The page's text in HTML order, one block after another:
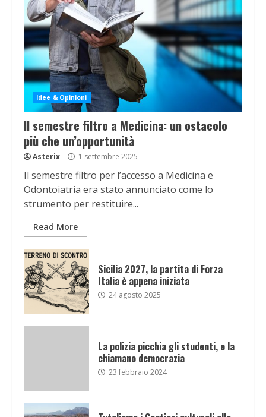
Idee & Opinioni
Il semestre filtro a Medicina: un ostacolo
più che un’opportunità
Asterix 1 settembre 2025
Il semestre filtro per l’accesso a Medicina e
Odontoiatria era stato annunciato come lo
strumento per restituire...
Read More
Sicilia 2027, la partita di Forza
Italia è appena iniziata
24 agosto 2025
La polizia picchia gli studenti, e la
chiamano democrazia
23 febbraio 2024